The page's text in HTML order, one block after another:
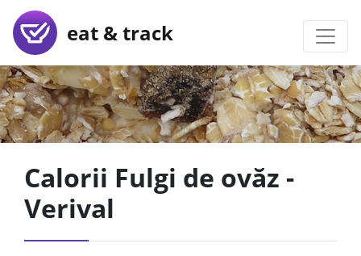
eat & track
Calorii Fulgi de ovăz -
Verival